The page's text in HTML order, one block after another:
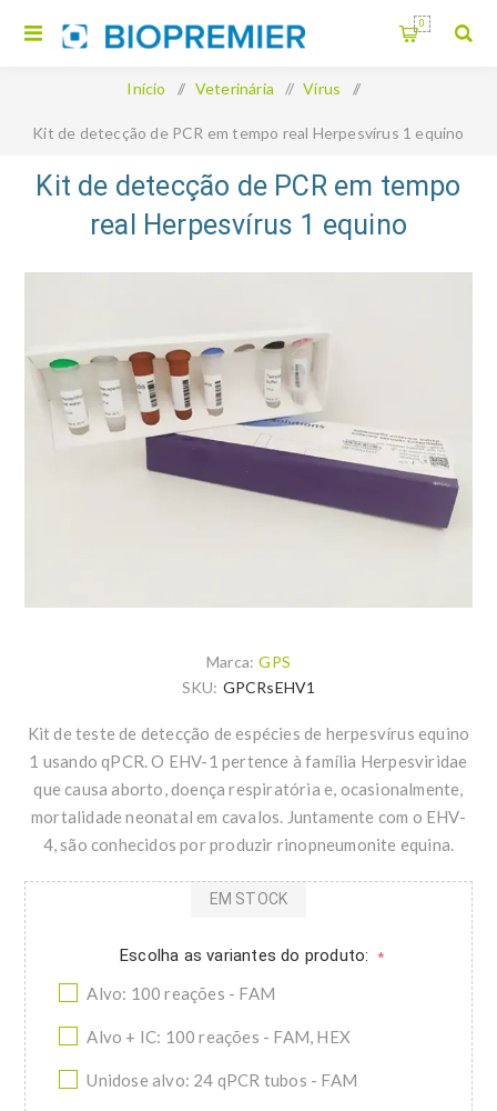
0
Início / Veterinária / Vírus /
Kit de detecção de PCR em tempo real Herpesvírus 1 equino
Kit de detecção de PCR em tempo
real Herpesvírus 1 equino
Marca: GPS
SKU: GPCRsEHV1
Kit de teste de detecção de espécies de herpesvírus equino
1 usando qPCR. O EHV-1 pertence à família Herpesviridae
que causa aborto, doença respiratória e, ocasionalmente,
mortalidade neonatal em cavalos. Juntamente com o EHV-
4, são conhecidos por produzir rinopneumonite equina.
Escolha as variantes do produto: *
Alvo: 100 reações - FAM
Alvo + IC: 100 reações - FAM, HEX
Unidose alvo: 24 qPCR tubos - FAM
EM STOCK